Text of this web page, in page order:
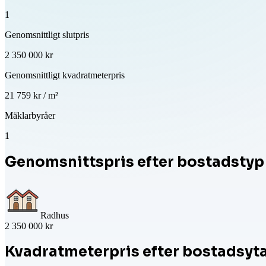
1
Genomsnittligt slutpris
2 350 000 kr
Genomsnittligt kvadratmeterpris
21 759 kr / m²
Mäklarbyråer
1
Genomsnittspris efter bostadstyp
Radhus
2 350 000 kr
Kvadratmeterpris efter